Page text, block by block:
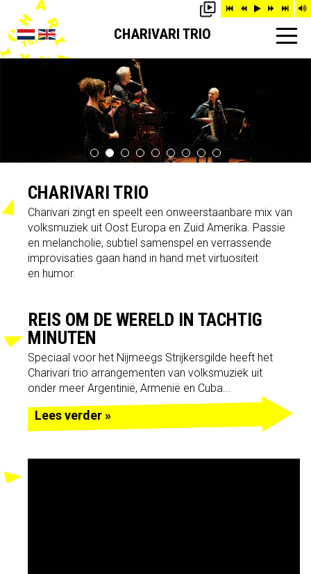
CHARIVARI TRIO
CHARIVARI TRIO
Charivari zingt en speelt een onweerstaanbare mix van
volksmuziek uit Oost Europa en Zuid Amerika. Passie
en melancholie, subtiel samenspel en verrassende
improvisaties gaan hand in hand met virtuositeit
en humor.
REIS OM DE WERELD IN TACHTIG
MINUTEN
Speciaal voor het Nijmeegs Strijkersgilde heeft het
Charivari trio arrangementen van volksmuziek uit
onder meer Argentinië, Armenië en Cuba...
Lees verder »